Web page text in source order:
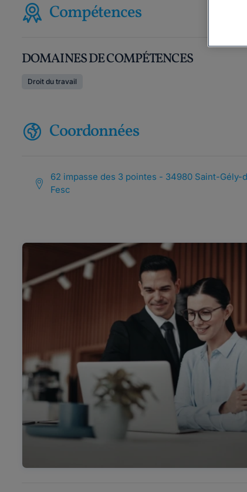
Compétences
DOMAINES DE COMPÉTENCES
Droit du travail
Coordonnées
62 impasse des 3 pointes - 34980 Saint-Gély-
Fesc